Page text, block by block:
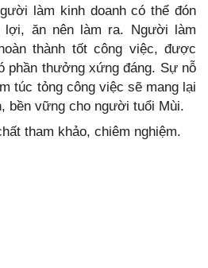
làm kinh doanh có thể đón
lợi, ăn nên làm ra. Người làm
thành tốt công việc, được
phần thưởng xứng đáng. Sự nỗ
túc tỏng công việc sẽ mang lại
bền vững cho người tuổi Mùi.
tham khảo, chiêm nghiệm.